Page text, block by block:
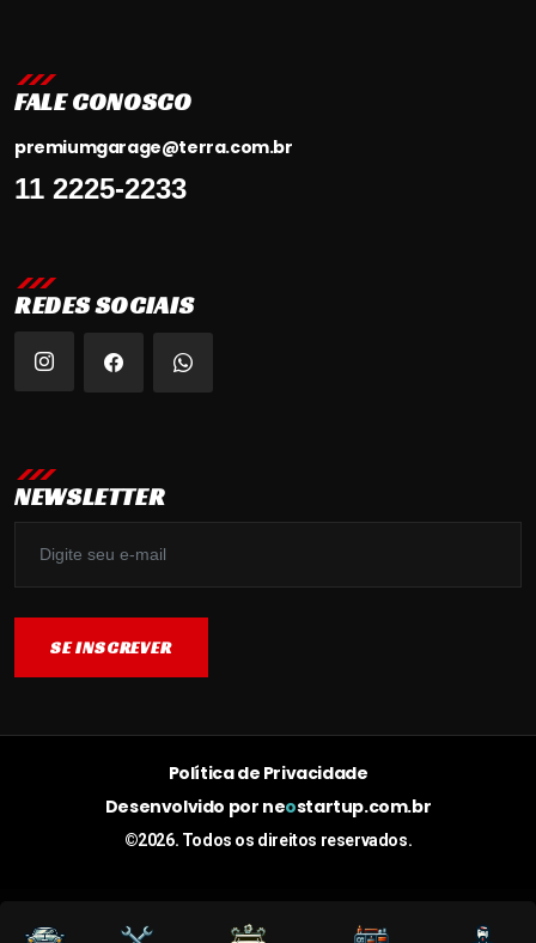
FALE CONOSCO
premiumgarage@terra.com.br
11 2225-2233
REDES SOCIAIS
NEWSLETTER
SE INSCREVER
SE INSCREVER
©2026. Todos os direitos reservados.
Desenvolvido por neostartup.com.br
Política de Privacidade